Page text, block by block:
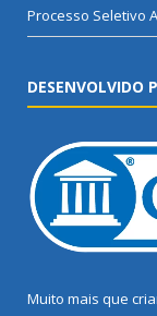
Processo Seletivo
DESENVOLVIDO
Muito mais que